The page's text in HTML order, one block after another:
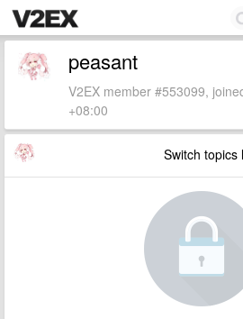
peasant
V2EX member #553099,
+08:00
Switch topics